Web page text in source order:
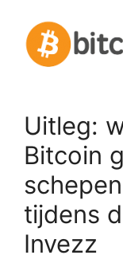
inhoud
Uitleg:
Bitcoin
tijdens
Invezz